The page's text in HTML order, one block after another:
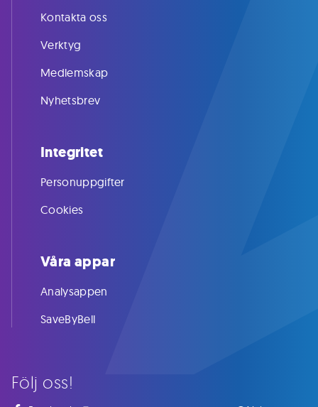
Följ oss!
Kontakta oss
Verktyg
Medlemskap
Nyhetsbrev
Integritet
Personuppgifter
Cookies
Våra appar
Analysappen
SaveByBell